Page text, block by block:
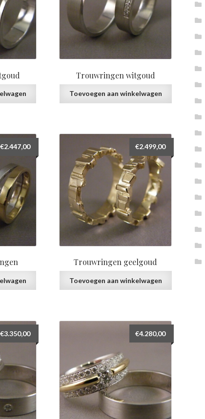
Trouwringen witgoud
Toevoegen aan winkelwagen
€2.447,00
Trouwringen geelgoud
€2.499,00
Toevoegen aan winkelwagen
€3.350,00 €4.280,00